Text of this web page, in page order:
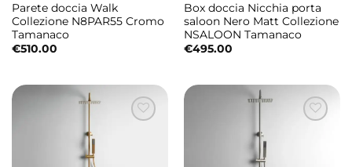
Parete doccia Walk
Collezione N8PAR55 Cromo
Tamanaco
€510.00
Box doccia Nicchia porta
saloon Nero Matt Collezione
NSALOON Tamanaco
€495.00